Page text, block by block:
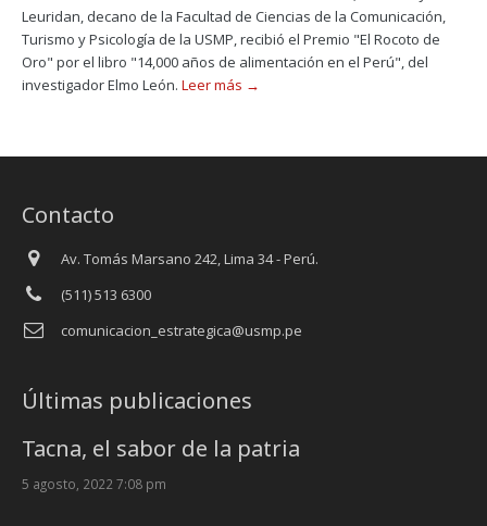
Leuridan, decano de la Facultad de Ciencias de la Comunicación,
Turismo y Psicología de la USMP, recibió el Premio "El Rocoto de
Oro" por el libro "14,000 años de alimentación en el Perú", del
investigador Elmo León. Leer más →
Contacto
Av. Tomás Marsano 242, Lima 34 - Perú.
(511) 513 6300
comunicacion_estrategica@usmp.pe
Últimas publicaciones
Tacna, el sabor de la patria
5 agosto, 2022 7:08 pm